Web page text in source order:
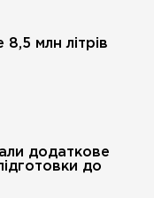
млн літрів
додаткове
до